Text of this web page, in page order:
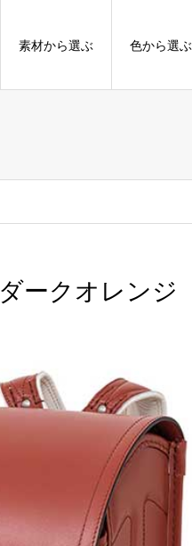
素材から選ぶ 色から選ぶ
ークオレンジ